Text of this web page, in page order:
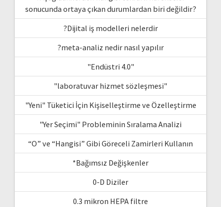
sonucunda ortaya çıkan durumlardan biri değildir?
?Dijital iş modelleri nelerdir
?meta-analiz nedir nasıl yapılır
"Endüstri 4.0"
"laboratuvar hizmet sözleşmesi"
"Yeni" Tüketici İçin Kişiselleştirme ve Özelleştirme
"Yer Seçimi" Probleminin Sıralama Analizi
“O” ve “Hangisi” Gibi Göreceli Zamirleri Kullanın
*Bağımsız Değişkenler
0-D Diziler
0.3 mikron HEPA filtre